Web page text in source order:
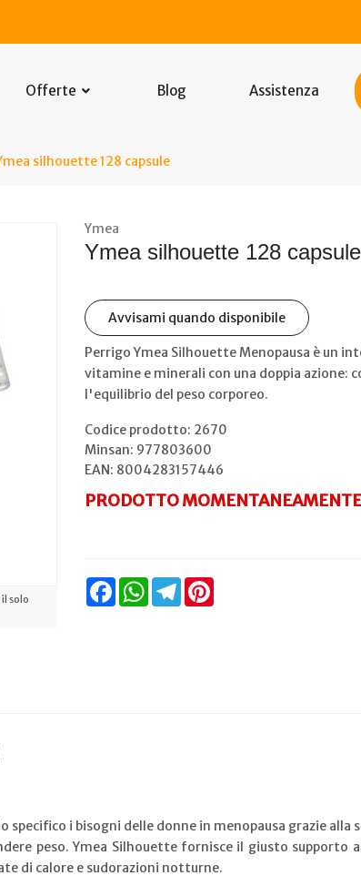
Offerte Blog Assistenza
silhouette 128 capsule
solo
Ymea
Ymea silhouette 128 capsule
Avvisami quando disponibile
Perrigo Ymea Silhouette Menopausa è un
vitamine e minerali con una doppia azione:
l'equilibrio del peso corporeo.
Codice prodotto: 2670
Minsan: 977803600
EAN: 8004283157446
PRODOTTO
FacebookWhatsAppTelegram
i bisogni delle donne in menopausa grazie alla
peso. Ymea Silhouette fornisce il giusto supporto
di calore e sudorazioni notturne.